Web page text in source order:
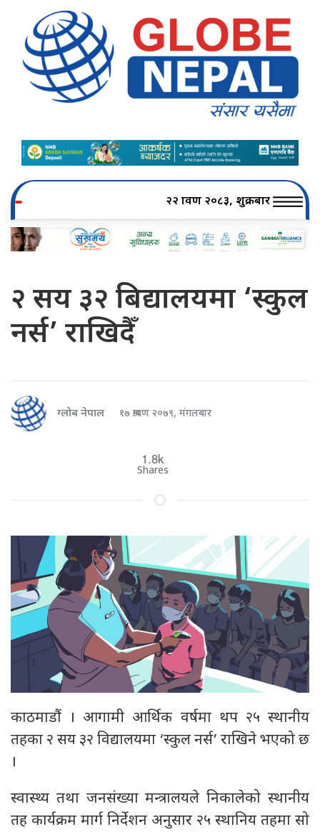
२२ श्रावण २०८३, शुक्रबार
२ सय ३२ बिद्यालयमा ‘स्कुल
नर्स’ राखिदैँ
ग्लोब नेपाल १७ श्रावण २०७९, मंगलबार
1.8k
Shares
काठमाडौं । आगामी आर्थिक वर्षमा थप २५ स्थानीय
तहका २ सय ३२ विद्यालयमा ‘स्कुल नर्स’ राखिने भएको छ
।
स्वास्थ्य तथा जनसंख्या मन्त्रालयले निकालेको स्थानीय
तह कार्यक्रम मार्ग निर्देशन अनुसार २५ स्थानिय तहमा सो